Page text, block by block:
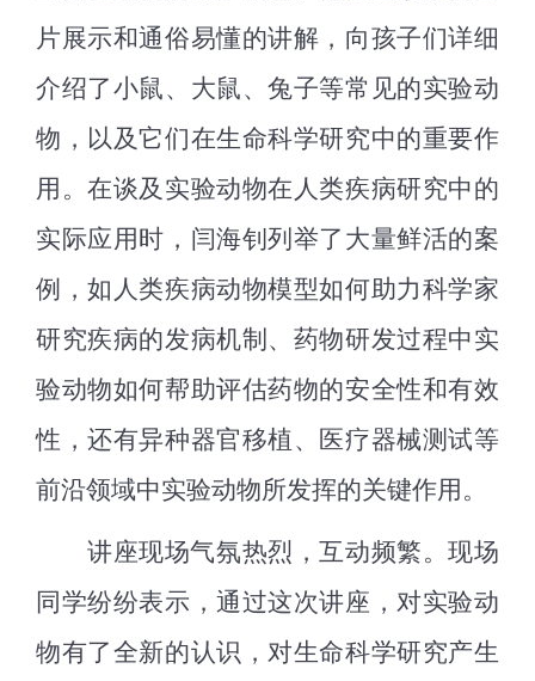
片展示和通俗易懂的讲解，向孩子们详细
介绍了小鼠、大鼠、兔子等常见的实验动
物，以及它们在生命科学研究中的重要作
用。在谈及实验动物在人类疾病研究中的
实际应用时，闫海钊列举了大量鲜活的案
例，如人类疾病动物模型如何助力科学家
研究疾病的发病机制、药物研发过程中实
验动物如何帮助评估药物的安全性和有效
性，还有异种器官移植、医疗器械测试等
前沿领域中实验动物所发挥的关键作用。
讲座现场气氛热烈，互动频繁。现场
同学纷纷表示，通过这次讲座，对实验动
物有了全新的认识，对生命科学研究产生